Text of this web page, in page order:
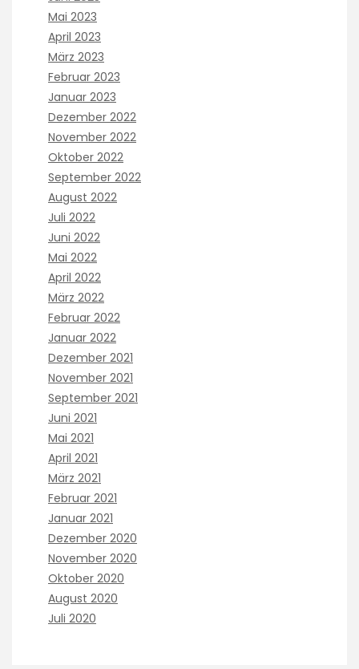
o
a
x
o
n
i
n
e
T
e
h
o
u
s
s
e
r
e
d
a
n
/
o
r
r
d
u
c
e
d
u
t
a
k
i
n
g
t
o
t
h
e
m
u
l
t
i
p
e
a
n
d
o
t
h
e
r
a
n
t
i
b
i
o
t
i
c
s
b
Mai 2023
April 2023
März 2023
Februar 2023
Januar 2023
Dezember 2022
November 2022
Oktober 2022
September 2022
August 2022
Juli 2022
Juni 2022
Mai 2022
April 2022
März 2022
Februar 2022
Januar 2022
Dezember 2021
November 2021
September 2021
Juni 2021
Mai 2021
April 2021
März 2021
Februar 2021
Januar 2021
Dezember 2020
November 2020
Oktober 2020
August 2020
Juli 2020